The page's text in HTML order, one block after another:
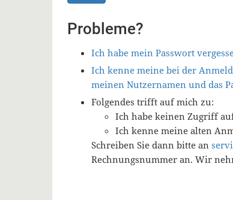
Probleme?
Ich habe mein Passwort
Ich kenne meine bei der
meinen Nutzernamen und das
Folgendes trifft auf mich zu:
Ich habe keinen Zugriff
Ich kenne meine alten
Schreiben Sie dann bitte an
Rechnungsnummer an. Wir